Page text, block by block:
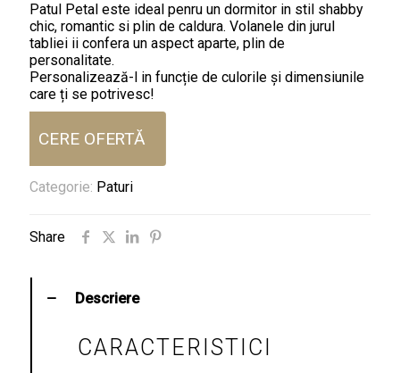
Patul Petal este ideal penru un dormitor in stil shabby
chic, romantic si plin de caldura. Volanele din jurul
tabliei ii confera un aspect aparte, plin de
personalitate.
Personalizează-l in funcție de culorile și dimensiunile
care ți se potrivesc!
CERE OFERTĂ
Categorie: Paturi
Share
Descriere
CARACTERISTICI